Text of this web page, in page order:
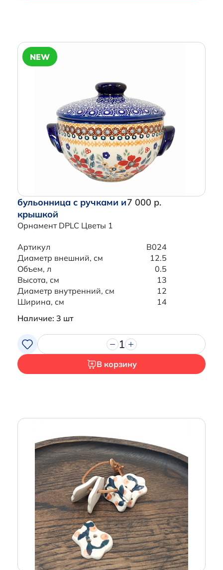
NEW
бульонница с ручками и
крышкой
Орнамент DPLC Цветы 1
7 000 р.
Артикул
B024
Диаметр внешний, см
12.5
Объем, л
0.5
Высота, см
13
Диаметр внутренний, см
12
Ширина, см
14
Наличие: 3 шт
1
В корзину